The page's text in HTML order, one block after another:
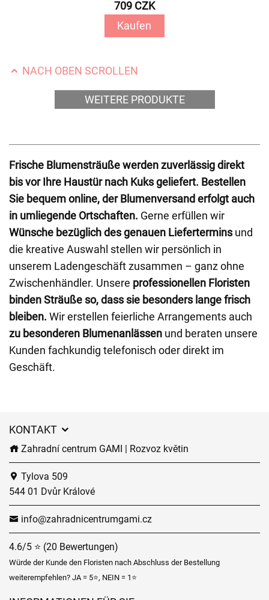
709 CZK
Kaufen
NACH OBEN SCROLLEN
WEITERE PRODUKTE
Frische Blumensträuße werden zuverlässig direkt
bis vor Ihre Haustür nach Kuks geliefert. Bestellen
Sie bequem online, der Blumenversand erfolgt auch
in umliegende Ortschaften. Gerne erfüllen wir
Wünsche bezüglich des genauen Lieferterminsund
die kreative Auswahl stellen wir persönlich in
unserem Ladengeschäft zusammen – ganz ohne
Zwischenhändler. Unsere professionellen Floristen
binden Sträuße so, dass sie besonders lange frisch
bleiben. Wir erstellen feierliche Arrangements auch
zu besonderen Blumenanlässen und beraten unsere
Kunden fachkundig telefonisch oder direkt im
Geschäft.
KONTAKT
Zahradní centrum GAMI | Rozvoz květin
Tylova 509
544 01 Dvůr Králové
info@zahradnicentrumgami.cz
4.6/5 ⭐ (20 Bewertungen)
Würde der Kunde den Floristen nach Abschluss der Bestellung
weiterempfehlen? JA = 5⭐, NEIN = 1⭐